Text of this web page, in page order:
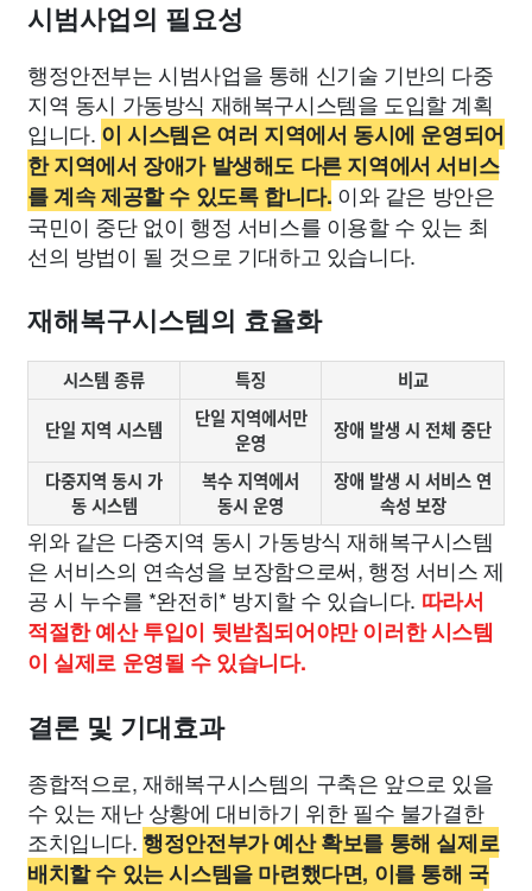
시범사업의 필요성
행정안전부는 시범사업을 통해 신기술 기반의 다중
지역 동시 가동방식 재해복구시스템을 도입할 계획
입니다. 이 시스템은 여러 지역에서 동시에 운영되어
한 지역에서 장애가 발생해도 다른 지역에서 서비스
를 계속 제공할 수 있도록 합니다. 이와 같은 방안은
국민이 중단 없이 행정 서비스를 이용할 수 있는 최
선의 방법이 될 것으로 기대하고 있습니다.
재해복구시스템의 효율화
시스템 종류 특징 비교
단일 지역 시스템
단일 지역에서만
운영
장애 발생 시 전체 중단
다중지역 동시 가
동 시스템
복수 지역에서
동시 운영
장애 발생 시 서비스 연
속성 보장
위와 같은 다중지역 동시 가동방식 재해복구시스템
은 서비스의 연속성을 보장함으로써, 행정 서비스 제
공 시 누수를 *완전히* 방지할 수 있습니다. 따라서
적절한 예산 투입이 뒷받침되어야만 이러한 시스템
이 실제로 운영될 수 있습니다.
결론 및 기대효과
종합적으로, 재해복구시스템의 구축은 앞으로 있을
수 있는 재난 상황에 대비하기 위한 필수 불가결한
조치입니다. 행정안전부가 예산 확보를 통해 실제로
배치할 수 있는 시스템을 마련했다면, 이를 통해 국